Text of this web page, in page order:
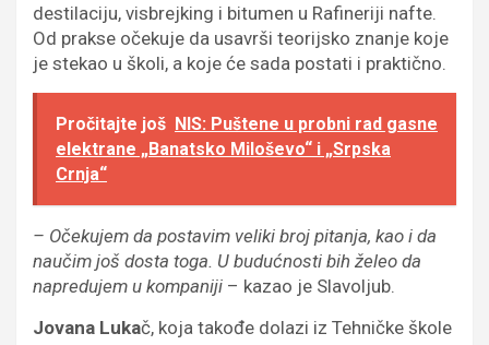
destilaciju, visbrejking i bitumen u Rafineriji nafte.
Od prakse očekuje da usavrši teorijsko znanje koje
je stekao u školi, a koje će sada postati i praktično.
Pročitajte još NIS: Puštene u probni rad gasne
elektrane „Banatsko Miloševo“ i „Srpska
Crnja“
– Očekujem da postavim veliki broj pitanja, kao i da
naučim još dosta toga. U budućnosti bih želeo da
napredujem u kompaniji – kazao je Slavoljub.
Jovana Lukač, koja takođe dolazi iz Tehničke škole